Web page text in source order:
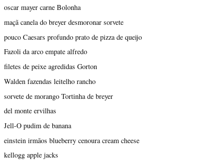
oscar mayer carne Bolonha
maçã canela do breyer desmoronar sorvete
pouco Caesars profundo prato de pizza de queijo
Fazoli da arco empate alfredo
filetes de peixe agredidas Gorton
Walden fazendas leitelho rancho
sorvete de morango Tortinha de breyer
del monte ervilhas
Jell-O pudim de banana
einstein irmãos blueberry cenoura cream cheese
kellogg apple jacks